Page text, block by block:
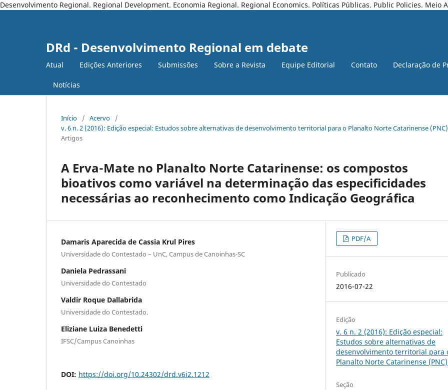
Desenvolvimento Regional. Regional Development. Economia Regional. Regional Economics. Políticas Públicas. Public Policies. Meio
DRd - Desenvolvimento Regional em debate
Atual Edições Anteriores Submissões Sobre a Revista Equipe Editorial Contato Declaração de
Notícias
Início / Acervo
/
v. 6 n. 2 (2016): Edição especial: Estudos sobre alternativas de desenvolvimento territorial para o Planalto Norte Catarinense (PNC)
Artigos
A Erva-Mate no Planalto Norte Catarinense: os compostos
bioativos como variável na determinação das especificidades
necessárias ao reconhecimento como Indicação Geográfica
Damaris Aparecida de Cassia Krul Pires
Universidade do Contestado – UnC, Campus de Canoinhas-SC
Daniela Pedrassani
Universidade do Contestado
Valdir Roque Dallabrida
Universidade do Contestado.
Eliziane Luiza Benedetti
IFSC/Campus Canoinhas
DOI: https://doi.org/10.24302/drd.v6i2.1212
PDF/A
Publicado
2016-07-22
Edição
v. 6 n. 2 (2016): Edição especial:
Estudos sobre alternativas de
desenvolvimento territorial para
Planalto Norte Catarinense (PNC)
Seção